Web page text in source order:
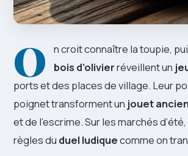
O n croit connaître la toupie,
bois d’olivierréveillent un
ports et des places de village. Leur
poignet transforment un jouet ancien
et de l’escrime. Sur les marchés
règles du duel ludiquecomme on